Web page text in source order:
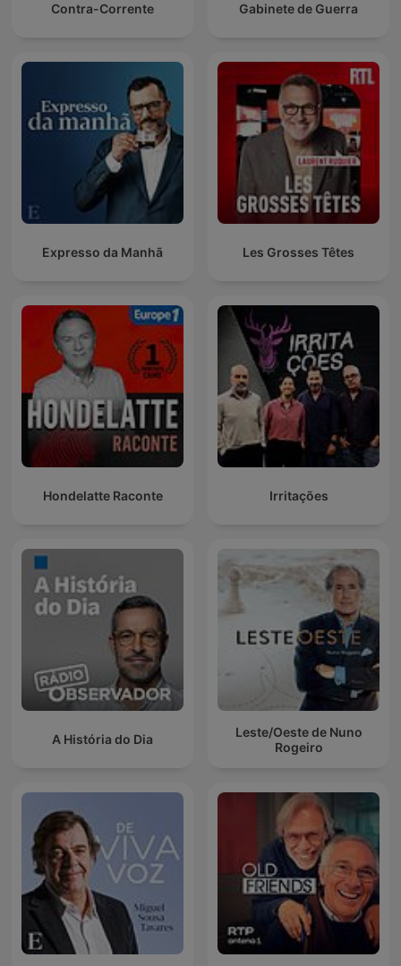
Contra-Corrente Gabinete de Guerra
Expresso da Manhã Les Grosses Têtes
Hondelatte Raconte Irritações
A História do Dia
Leste/Oeste de Nuno
Rogeiro